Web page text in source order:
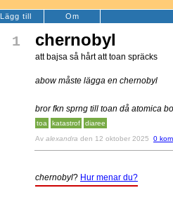
Lägg till Om
1 chernobyl
att bajsa så hårt att toan spräcks
abow måste lägga en chernobyl
bror fkn sprng till toan då atomica
toa katastrof diaree
Av alexandra den 12 oktober 2025 0
chernobyl? Hur menar du?